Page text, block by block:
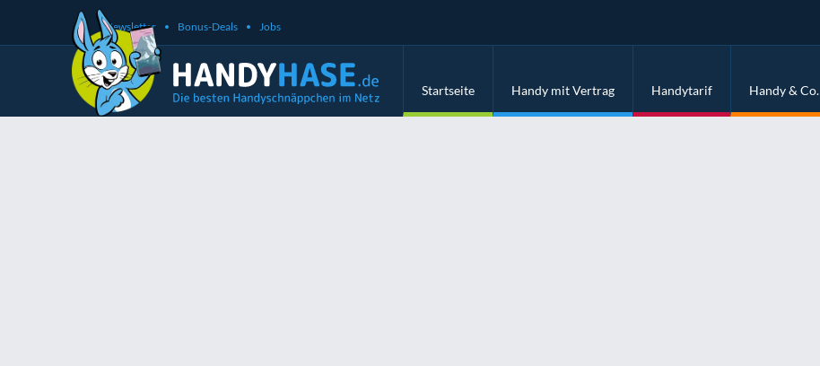
Newsletter Bonus-Deals Jobs
Startseite Handy mit Vertrag Handytarif Handy & Co.